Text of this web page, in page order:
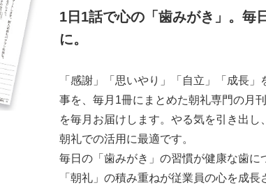
1日1話で心の「歯みがき」。毎
に。
「感謝」「思いやり」「自立」「成長
事を、毎月1冊にまとめた朝礼専門の月
を毎月お届けします。やる気を引き出
朝礼での活用に最適です。
毎日の「歯みがき」の習慣が健康な歯に
「朝礼」の積み重ねが従業員の心を成